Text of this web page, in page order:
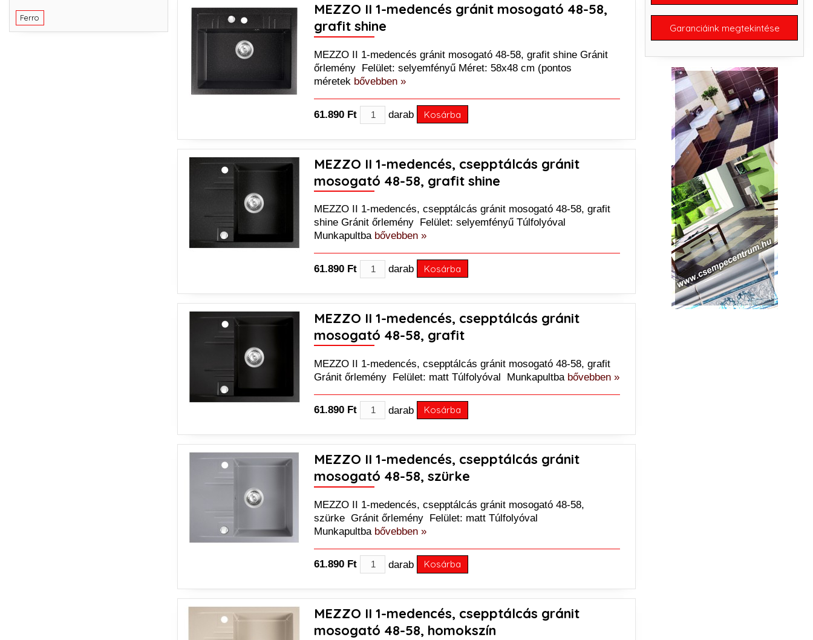
MEZZO II 1-medencés gránit mosogató 48-58,
grafit shine
MEZZO II 1-medencés gránit mosogató 48-58, grafit shine Gránit
őrlemény Felület: selyemfényű Méret: 58x48 cm (pontos
méretek bővebben »
61.890 Ft darab Kosárba
MEZZO II 1-medencés, csepptálcás gránit
mosogató 48-58, grafit shine
MEZZO II 1-medencés, csepptálcás gránit mosogató 48-58, grafit
shine Gránit őrlemény Felület: selyemfényű Túlfolyóval
Munkapultba bővebben »
61.890 Ft darab Kosárba
MEZZO II 1-medencés, csepptálcás gránit
mosogató 48-58, grafit
MEZZO II 1-medencés, csepptálcás gránit mosogató 48-58, grafit
Gránit őrlemény Felület: matt Túlfolyóval Munkapultba bővebben »
61.890 Ft darab Kosárba
MEZZO II 1-medencés, csepptálcás gránit
mosogató 48-58, szürke
MEZZO II 1-medencés, csepptálcás gránit mosogató 48-58,
szürke Gránit őrlemény Felület: matt Túlfolyóval
Munkapultba bővebben »
61.890 Ft darab Kosárba
MEZZO II 1-medencés, csepptálcás gránit
mosogató 48-58, homokszín
Ferro
Garanciáink megtekintése